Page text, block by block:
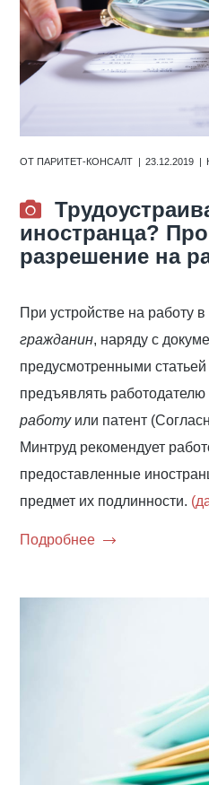
ОТПАРИТЕТ-КОНСАЛТ 23.12.2019
иностранца?
разрешение на
При устройстве на работу
гражданин, наряду с
предусмотренными
предъявлять
работуили патент
Минтруд рекомендует
предоставленные
предмет их подлинности.
Подробнее